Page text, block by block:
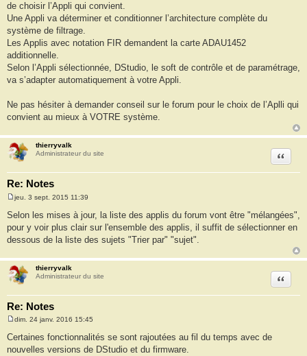
g
e
de choisir l’Appli qui convient.
Une Appli va déterminer et conditionner l’architecture complète du
système de filtrage.
Les Applis avec notation FIR demandent la carte ADAU1452
additionnelle.
Selon l’Appli sélectionnée, DStudio, le soft de contrôle et de paramétrage,
va s’adapter automatiquement à votre Appli.
Ne pas hésiter à demander conseil sur le forum pour le choix de l’Aplli qui
convient au mieux à VOTRE système.
thierryvalk
Administrateur du site
Re: Notes
Citation
M
e
s
s
g
jeu. 3 sept. 2015 11:39
Selon les mises à jour, la liste des applis du forum vont être "mélangées",
pour y voir plus clair sur l'ensemble des applis, il suffit de sélectionner en
dessous de la liste des sujets "Trier par" "sujet".
thierryvalk
Administrateur du site
Re: Notes
Citation
s
s
dim. 24 janv. 2016 15:45
Certaines fonctionnalités se sont rajoutées au fil du temps avec de
nouvelles versions de DStudio et du firmware.